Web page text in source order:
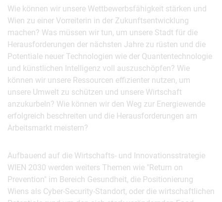
Wie können wir unsere Wettbewerbsfähigkeit stärken und
Wien zu einer Vorreiterin in der Zukunftsentwicklung
machen? Was müssen wir tun, um unsere Stadt für die
Herausforderungen der nächsten Jahre zu rüsten und die
Potentiale neuer Technologien wie der Quantentechnologie
und künstlichen Intelligenz voll auszuschöpfen? Wie
können wir unsere Ressourcen effizienter nutzen, um
unsere Umwelt zu schützen und unsere Wirtschaft
anzukurbeln? Wie können wir den Weg zur Energiewende
erfolgreich beschreiten und die Herausforderungen am
Arbeitsmarkt meistern?
Aufbauend auf die Wirtschafts- und Innovationsstrategie
WIEN 2030 werden weiters Themen wie "Return on
Prevention" im Bereich Gesundheit, die Positionierung
Wiens als Cyber-Security-Standort, oder die wirtschaftlichen